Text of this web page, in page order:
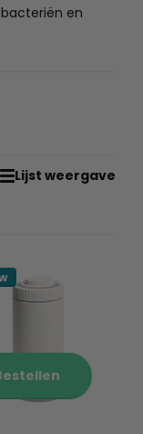
en
Lijst weergave